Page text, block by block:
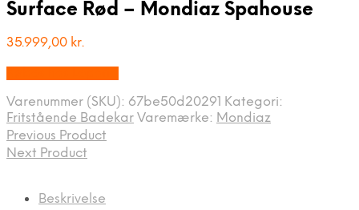
Surface Rød – Mondiaz Spahouse
35.999,00 kr.
Varenummer (SKU): 67be50d20291 Kategori:
Fritstående Badekar Varemærke: Mondiaz
Previous Product
Next Product
Beskrivelse